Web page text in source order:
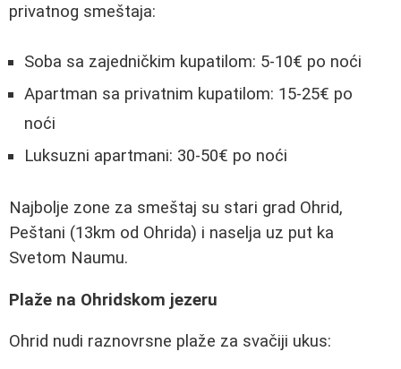
privatnog smeštaja:
Soba sa zajedničkim kupatilom: 5-10€ po noći
Apartman sa privatnim kupatilom: 15-25€ po
noći
Luksuzni apartmani: 30-50€ po noći
Najbolje zone za smeštaj su stari grad Ohrid,
Peštani (13km od Ohrida) i naselja uz put ka
Svetom Naumu.
Plaže na Ohridskom jezeru
Ohrid nudi raznovrsne plaže za svačiji ukus: